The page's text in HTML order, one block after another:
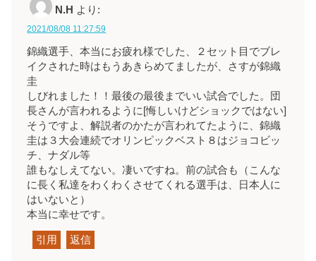
N.H より:
2021/08/08 11:27:59
錦織選手、本当にお疲れ様でした、２セット目でブレ
イクされた時はもうあきらめてましたが、さすが錦織
圭
しびれました！！最後の最後までいい試合でした。団
長さんが言われるように[悔しいけどショックではない]
そうですよ、解説者のかたが言われてたように、錦織
圭は３大会連続でオリンピックベスト８はジョコビッ
チ、ナダル等
誰もなしえてない。凄いですね。前の試合も（こんな
に長く私達をわくわくさせてくれる選手は、日本人に
はいないと）
本当に幸せです。
引用 返信